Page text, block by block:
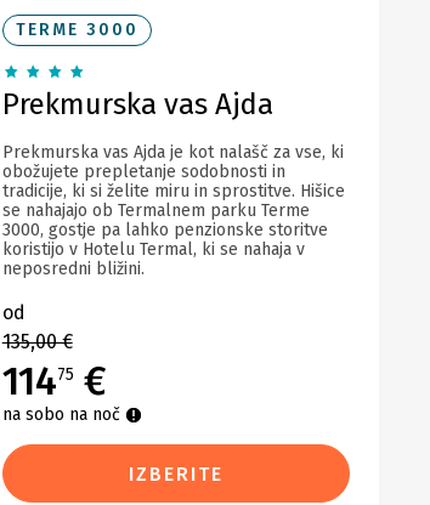
TERME 3000
Prekmurska vas Ajda
Prekmurska vas Ajda je kot nalašč za vse, ki
obožujete prepletanje sodobnosti in
tradicije, ki si želite miru in sprostitve. Hišice
se nahajajo ob Termalnem parku Terme
3000, gostje pa lahko penzionske storitve
koristijo v Hotelu Termal, ki se nahaja v
neposredni bližini.
od
135,00 €
11475 €
na sobo na noč
IZBERITE